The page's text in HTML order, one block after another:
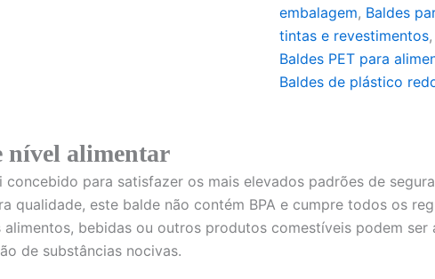
embalagem, Baldes
tintas e revestimentos,
Baldes PET para
Baldes de plástico
nível alimentar
para satisfazer os mais elevados padrões de
qualidade, este balde não contém BPA e cumpre todos os
bebidas ou outros produtos comestíveis podem
de substâncias nocivas.